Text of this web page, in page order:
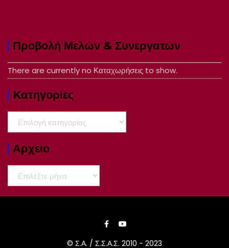
Προβολή Μελών & Συνεργατών
There are currently no Καταχωρήσεις to show.
Kατηγορίες
Kατηγορίες
Αρχειο
Αρχειο
© Σ.Α. / Σ.Σ.Α.Σ. 2010 - 2023